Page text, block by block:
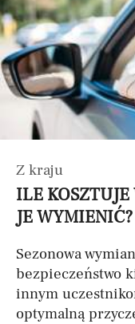
Z kraju
ILE
JE WYMIENIĆ?
Sezonowa
bezpieczeństwo
innym
optymalną